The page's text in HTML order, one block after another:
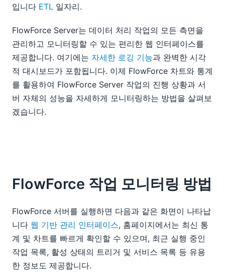
입니다 ETL 일자리.
FlowForce Server는 데이터 처리 작업의 모든 측면을
관리하고 모니터링할 수 있는 편리한 웹 인터페이스를
제공합니다. 여기에는 자세한 로깅 기능과 완벽한 시각
적 대시보드가 포함됩니다. 이제 FlowForce 차트와 통계
를 활용하여 FlowForce Server 작업의 진행 상황과 서
버 자체의 성능을 자세하게 모니터링하는 방법을 살펴보
겠습니다.
FlowForce 작업 모니터링 방법
FlowForce 서버를 실행하면 다음과 같은 화면이 나타납
니다 웹 기반 관리 인터페이스, 홈페이지에서는 최신 통
계 및 차트를 빠르게 확인할 수 있으며, 최근 실행 중인
작업 목록, 활성 상태의 트리거 및 서비스 목록 등 유용
한 정보도 제공합니다.